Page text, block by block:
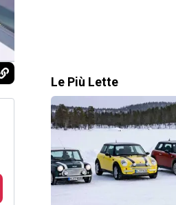
Le Più Lette